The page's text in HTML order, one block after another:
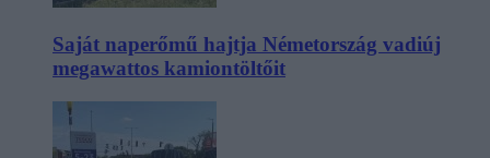
Saját naperőmű hajtja Németország vadiúj
megawattos kamiontöltőit